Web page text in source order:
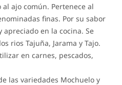
ajo común. Pertenece al
finas. Por su sabor
en la cocina. Se
rios Tajuña, Jarama y Tajo.
en carnes, pescados,
las variedades Mochuelo y